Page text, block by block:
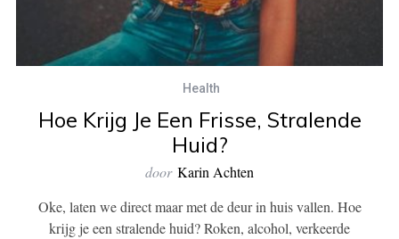
Health
Hoe Krijg Je Een Frisse, Stralende
Huid?
door Karin Achten
Oke, laten we direct maar met de deur in huis vallen. Hoe
krijg je een stralende huid? Roken, alcohol, verkeerde